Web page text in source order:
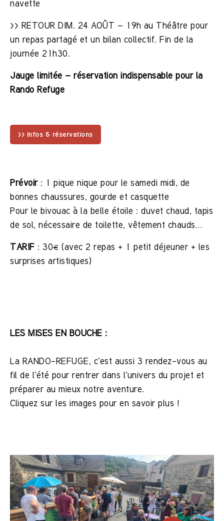
navette
>> RETOUR DIM. 24 AOÛT – 19h au Théâtre pour
un repas partagé et un bilan collectif. Fin de la
journée 21h30.
Jauge limitée – réservation indispensable pour la
Rando Refuge
>> Infos & réservations
Prévoir : 1 pique nique pour le samedi midi, de
bonnes chaussures, gourde et casquette
Pour le bivouac à la belle étoile : duvet chaud, tapis
de sol, nécessaire de toilette, vêtement chauds…
TARIF : 30€ (avec 2 repas + 1 petit déjeuner + les
surprises artistiques)
LES MISES EN BOUCHE :
La RANDO-REFUGE, c’est aussi 3 rendez-vous au
fil de l’été pour rentrer dans l’univers du projet et
préparer au mieux notre aventure.
Cliquez sur les images pour en savoir plus !